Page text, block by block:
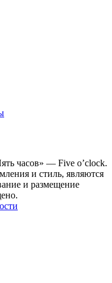
часов» — Five o’clock.
и стиль, являются
и размещение